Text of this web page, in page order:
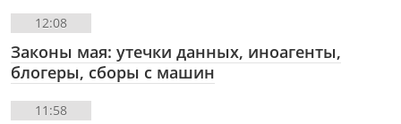
12:08
Законы мая: утечки данных, иноагенты,
блогеры, сборы с машин
11:58